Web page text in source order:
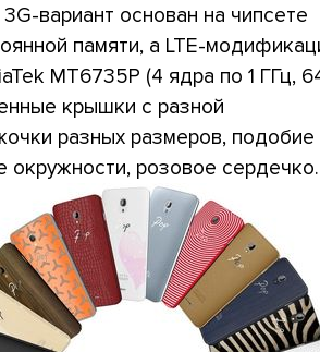
вариант основан на чипсете
памяти, а LTE-
MT6735P (4 ядра по 1 ГГц,
крышки с разной
разных размеров, подобие
розовое сердечко.